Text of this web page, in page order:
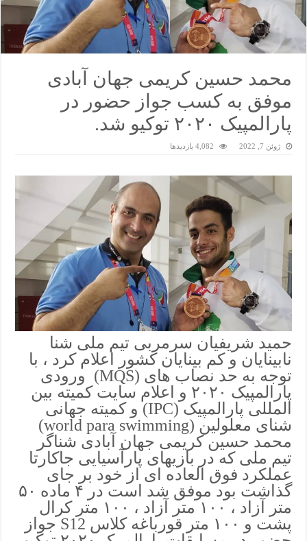
محمد حسین کریمی جهان آبادی
موفق به کسب جواز حضور در
پارالمپیک ۲۰۲۰ توکیو شد.
ژوئن 7, 2022 4,082 بازدیدها
حمید شریفیان سرمربی تیم ملی شنا
نابینایان و کم بینایان کشور اعلام کرد ، با
توجه به حد نصاب های (MQS) ورودی
پارالمپیک ۲۰۲۰ و اعلام سایت کمیته بین
المللی پارالمپیک (IPC) و کمیته جهانی
شنای معلولین (world para swimming)
محمد حسین کریمی جهان آبادی شناگر
تیم ملی که در بازیهای پارآسیایی جاکارتا
عملکرد فوق العاده ای از خود بر جای
گذاشت بود موفق شد است در ۴ ماده ۵۰
متر آزاد ، ۱۰۰ متر آزاد ، ۱۰۰ متر کرال
پشت و ۱۰۰ متر قورباغه کلاس S12 جواز